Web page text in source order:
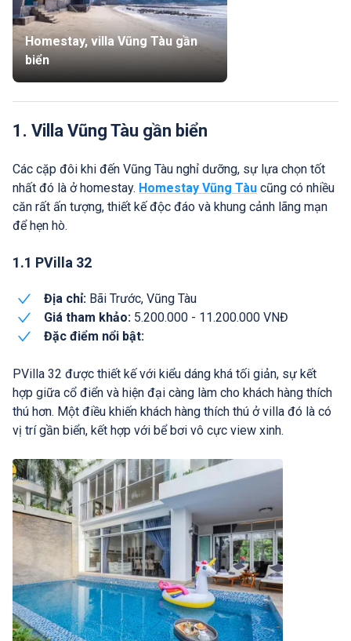
Homestay, villa Vũng Tàu gần
biển
1. Villa Vũng Tàu gần biển
Các cặp đôi khi đến Vũng Tàu nghỉ dưỡng, sự lựa chọn tốt
nhất đó là ở homestay. Homestay Vũng Tàu cũng có nhiều
căn rất ấn tượng, thiết kế độc đáo và khung cảnh lãng mạn
để hẹn hò.
1.1 PVilla 32
Địa chỉ: Bãi Trước, Vũng Tàu
Giá tham khảo: 5.200.000 - 11.200.000 VNĐ
Đặc điểm nổi bật:
PVilla 32 được thiết kế với kiểu dáng khá tối giản, sự kết
hợp giữa cổ điển và hiện đại càng làm cho khách hàng thích
thú hơn. Một điều khiến khách hàng thích thú ở villa đó là có
vị trí gần biển, kết hợp với bể bơi vô cực view xinh.